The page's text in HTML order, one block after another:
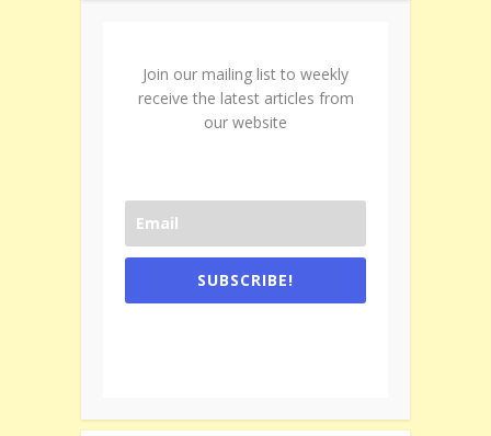
Join our mailing list to weekly
receive the latest articles from
our website
SUBSCRIBE!